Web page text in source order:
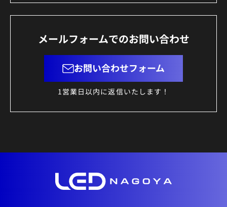
メールフォームでのお問い合わせ
お問い合わせフォーム
1営業日以内に返信いたします！